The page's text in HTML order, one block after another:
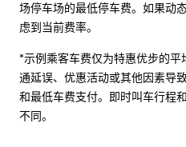
场停车场的最低停车费。如果动
虑到当前费率。
*示例乘客车费仅为特惠优步的
通延误、优惠活动或其他因素导
和最低车费支付。即时叫车行程
不同。